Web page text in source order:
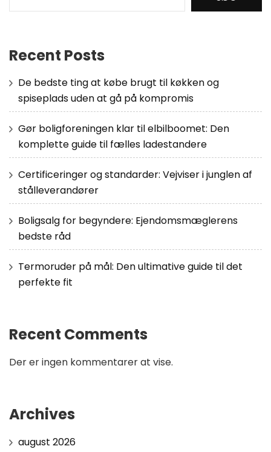
Recent Posts
De bedste ting at købe brugt til køkken og
spiseplads uden at gå på kompromis
Gør boligforeningen klar til elbilboomet: Den
komplette guide til fælles ladestandere
Certificeringer og standarder: Vejviser i junglen af
stålleverandører
Boligsalg for begyndere: Ejendomsmæglerens
bedste råd
Termoruder på mål: Den ultimative guide til det
perfekte fit
Recent Comments
Der er ingen kommentarer at vise.
Archives
august 2026